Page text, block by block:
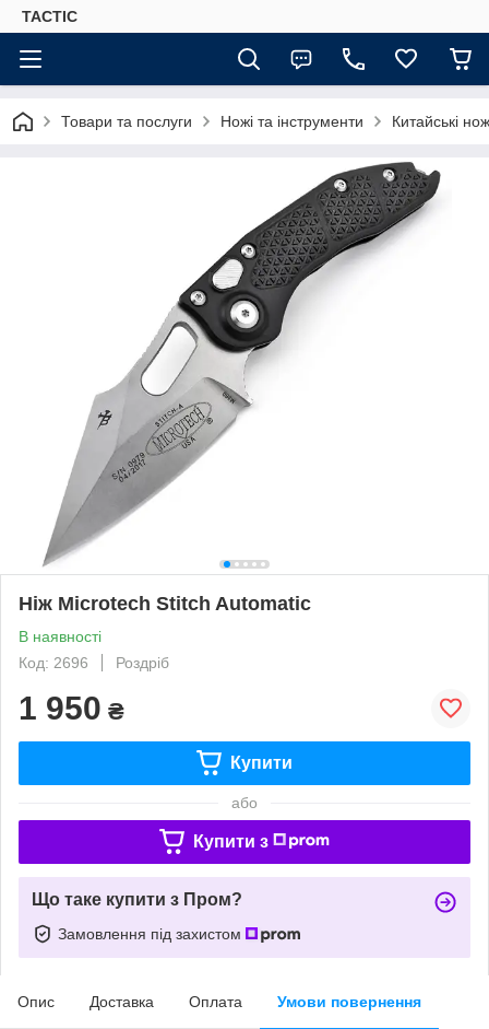
TACTIC
Товари та послуги Ножі та інструменти Китайські
Ніж Microtech Stitch Automatic
В наявності
Код: 2696
Роздріб
1 950 ₴
Купити
або
Купити з
Що таке купити з Пром?
Замовлення під захистом
Опис Доставка Оплата Умови повернення